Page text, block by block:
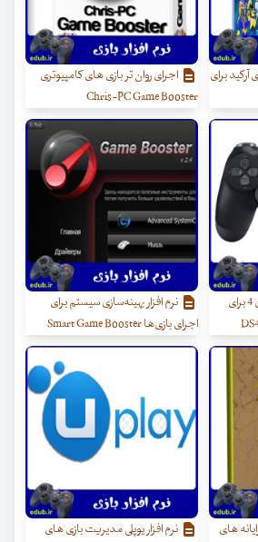
آرکید برای
اجرای روان تر بازی های کامپیوتری
Chris-PC Game Booster
نرم افزار دسته پلی استیشن 4 برای
نرم افزار بهینه‌سازی سیستم برای
اجرای بازی‌ها Smart Game Booster
های
نرم افزار یوپلی مدیریت بازی های